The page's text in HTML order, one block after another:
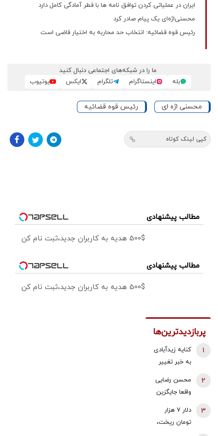
ایران در عملیاتی کردن توافق نامه ها با قطر آمادگی کامل دارد
محسنی‌اژه‌ای یک پیام صادر کرد
رئیس قوه قضائیه: انتخاب حد محاربه به اختیار قاضی است
ما را در شبکه‌های اجتماعی دنبال کنید
بله
اینستاگرام تلگرام ایکس یوتیوب
محسنی اژه ای رئیس قوه قضائیه
کپی لینک کوتاه
مطالب پیشنهادی
500$ هدیه به کاربران جدید،ثبت نام کن
مطالب پیشنهادی
500$ هدیه به کاربران جدید،ثبت نام کن
پربازدیدترین‌ها
کنایه زیدآبادی
به خبر تغییر
عالی امنیت
محمدباقر خرازی
خیلی هم از
1
محسن رضایی
واقعا جایگزین
شورای عالی
امنیت ملی
2
دلار ۷ هزار
تومان ریخت،
3